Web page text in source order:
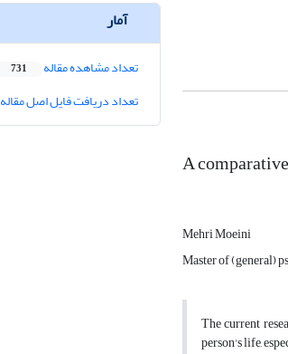
A
Mehri Moeini
Master of (general)
The current
person's life,
آمار
تعداد مشاهده مقاله 731
تعداد دریافت فایل اصل مقاله